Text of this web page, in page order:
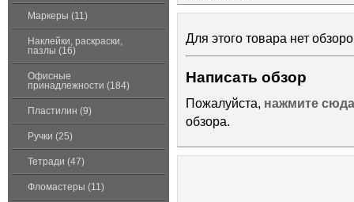
Маркеры (11)
Наклейки, раскраски,
пазлы (16)
Офисные
принадлежности (184)
Пластилин (9)
Ручки (25)
Тетради (47)
Фломастеры (11)
Для этого товара нет
Написать обзор
Пожалуйста, нажмите сюда
обзора.